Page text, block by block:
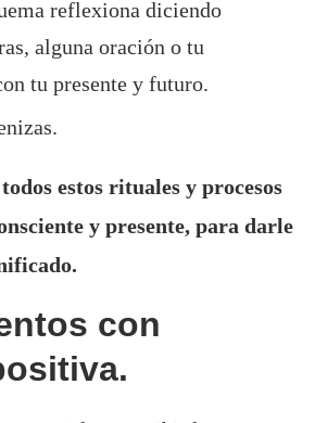
reflexiona diciendo
alguna oración o tu
tu presente y futuro.
estos rituales y procesos
y presente, para darle
con